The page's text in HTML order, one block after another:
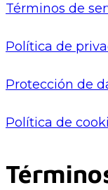
Términos de
Política de
Protección de
Política de